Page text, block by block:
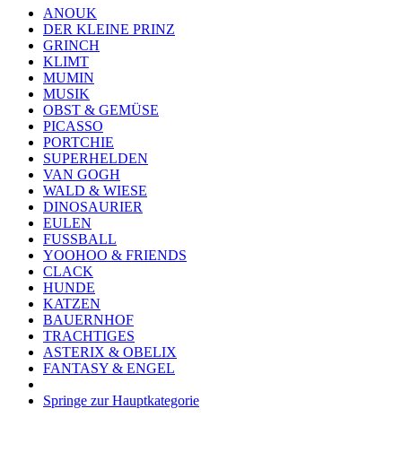
ANOUK
DER KLEINE PRINZ
GRINCH
KLIMT
MUMIN
MUSIK
OBST & GEMÜSE
PICASSO
PORTCHIE
SUPERHELDEN
VAN GOGH
WALD & WIESE
DINOSAURIER
EULEN
FUSSBALL
YOOHOO & FRIENDS
CLACK
HUNDE
KATZEN
BAUERNHOF
TRACHTIGES
ASTERIX & OBELIX
FANTASY & ENGEL
Springe zur Hauptkategorie